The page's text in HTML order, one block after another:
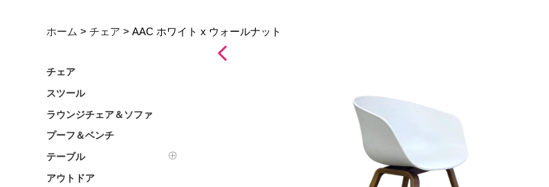
ホーム >チェア > AAC ホワイト x ウォールナット
チェア
スツール
ラウンジチェア＆ソファ
プーフ＆ベンチ
テーブル
アウトドア